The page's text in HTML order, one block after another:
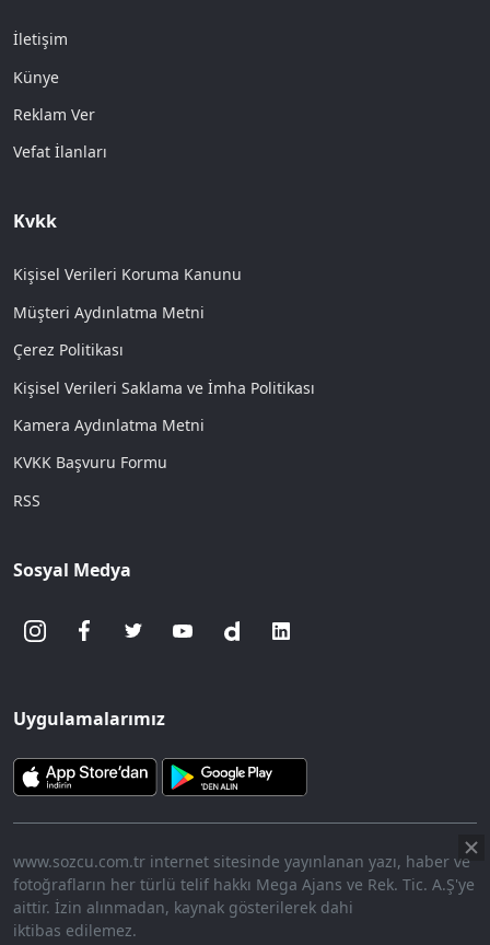
İletişim
Künye
Reklam Ver
Vefat İlanları
Kvkk
Kişisel Verileri Koruma Kanunu
Müşteri Aydınlatma Metni
Çerez Politikası
Kişisel Verileri Saklama ve İmha Politikası
Kamera Aydınlatma Metni
KVKK Başvuru Formu
RSS
Sosyal Medya
Uygulamalarımız
www.sozcu.com.tr internet sitesinde yayınlanan yazı, haber ve
fotoğrafların her türlü telif hakkı Mega Ajans ve Rek. Tic. A.Ş'ye
aittir. İzin alınmadan, kaynak gösterilerek dahi
iktibas edilemez.